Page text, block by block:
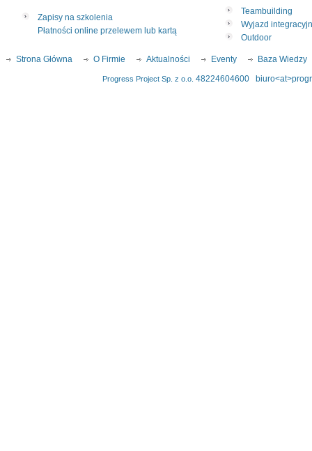
Zapisy na szkolenia
Płatności online przelewem lub kartą
Teambuilding
Wyjazd
Outdoor
Strona Główna O Firmie Aktualności Eventy Baza Wiedzy
Progress Project Sp. z o.o. 48224604600